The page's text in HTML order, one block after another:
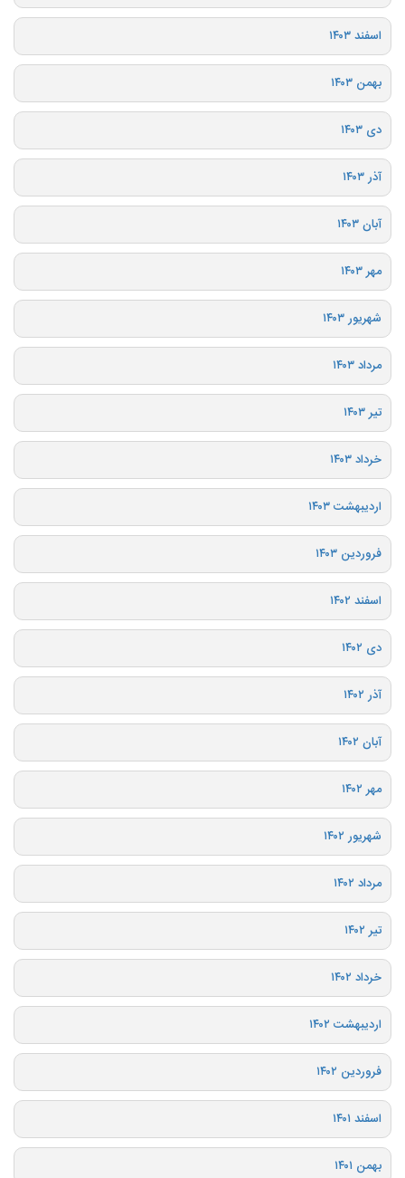
اسفند ۱۴۰۳
بهمن ۱۴۰۳
دی ۱۴۰۳
آذر ۱۴۰۳
آبان ۱۴۰۳
مهر ۱۴۰۳
شهریور ۱۴۰۳
مرداد ۱۴۰۳
تیر ۱۴۰۳
خرداد ۱۴۰۳
اردیبهشت ۱۴۰۳
فروردین ۱۴۰۳
اسفند ۱۴۰۲
دی ۱۴۰۲
آذر ۱۴۰۲
آبان ۱۴۰۲
مهر ۱۴۰۲
شهریور ۱۴۰۲
مرداد ۱۴۰۲
تیر ۱۴۰۲
خرداد ۱۴۰۲
اردیبهشت ۱۴۰۲
فروردین ۱۴۰۲
اسفند ۱۴۰۱
بهمن ۱۴۰۱